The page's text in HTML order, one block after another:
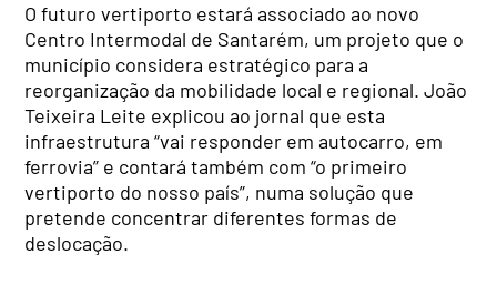
O futuro vertiporto estará associado ao novo
Centro Intermodal de Santarém, um projeto que o
município considera estratégico para a
reorganização da mobilidade local e regional. João
Teixeira Leite explicou ao jornal que esta
infraestrutura “vai responder em autocarro, em
ferrovia” e contará também com “o primeiro
vertiporto do nosso país”, numa solução que
pretende concentrar diferentes formas de
deslocação.